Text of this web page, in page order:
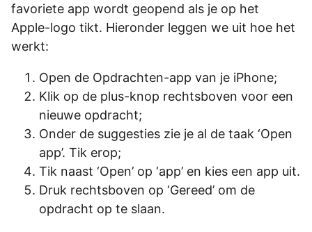
favoriete app wordt geopend als je op het
Apple-logo tikt. Hieronder leggen we uit hoe het
werkt:
Open de Opdrachten-app van je iPhone;
Klik op de plus-knop rechtsboven voor een
nieuwe opdracht;
Onder de suggesties zie je al de taak ‘Open
app’. Tik erop;
Tik naast ‘Open’ op ‘app’ en kies een app uit.
Druk rechtsboven op ‘Gereed’ om de
opdracht op te slaan.